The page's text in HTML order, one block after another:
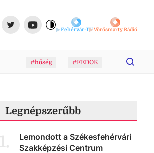
Fehérvár-TVVörösmarty Rádió
#hőség #FEDOK
Legnépszerűbb
1.
Lemondott a Székesfehérvári
Szakképzési Centrum